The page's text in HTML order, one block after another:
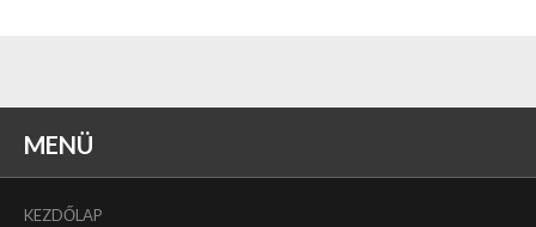
MENÜ
KEZDŐLAP